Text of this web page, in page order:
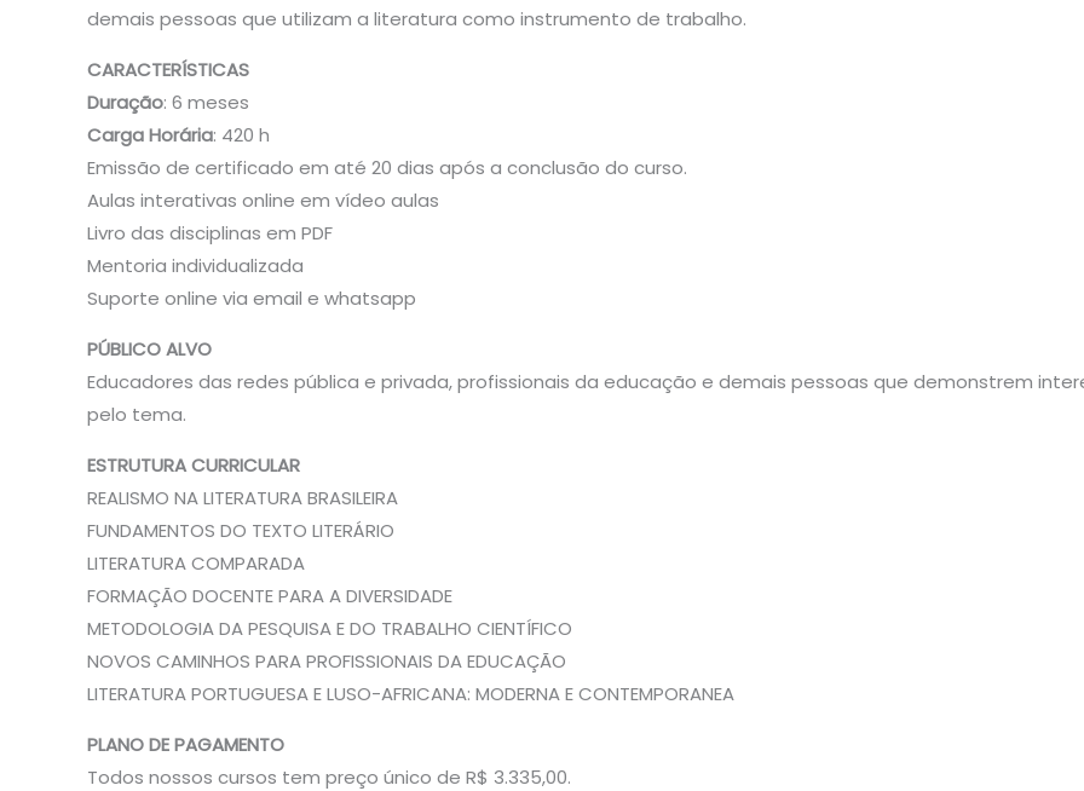
demais pessoas que utilizam a literatura como instrumento de trabalho.
CARACTERÍSTICAS
Duração: 6 meses
Carga Horária: 420 h
Emissão de certificado em até 20 dias após a conclusão do curso.
Aulas interativas online em vídeo aulas
Livro das disciplinas em PDF
Mentoria individualizada
Suporte online via email e whatsapp
PÚBLICO ALVO
Educadores das redes pública e privada, profissionais da educação e demais pessoas que demonstrem
pelo tema.
ESTRUTURA CURRICULAR
REALISMO NA LITERATURA BRASILEIRA
FUNDAMENTOS DO TEXTO LITERÁRIO
LITERATURA COMPARADA
FORMAÇÃO DOCENTE PARA A DIVERSIDADE
METODOLOGIA DA PESQUISA E DO TRABALHO CIENTÍFICO
NOVOS CAMINHOS PARA PROFISSIONAIS DA EDUCAÇÃO
LITERATURA PORTUGUESA E LUSO-AFRICANA: MODERNA E CONTEMPORANEA
PLANO DE PAGAMENTO
Todos nossos cursos tem preço único de R$ 3.335,00.